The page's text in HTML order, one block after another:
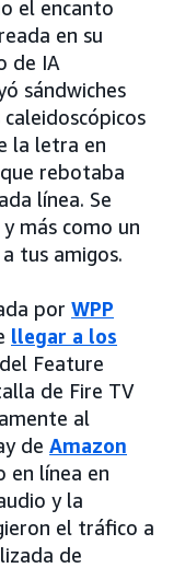
el encanto
en su
de IA
sándwiches
la letra en
rebotaba
línea. Se
más como un
tus amigos.
por WPP
llegar a los
Feature
de Fire TV
al
de Amazon
en línea en
y la
el tráfico a
de